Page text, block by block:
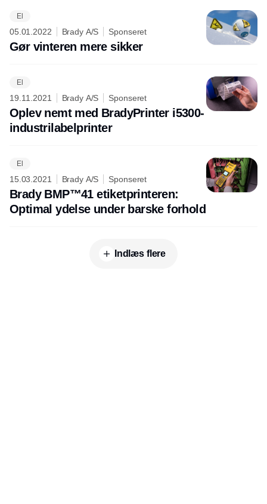
El
05.01.2022 Brady A/S Sponseret
Gør vinteren mere sikker
El
19.11.2021 Brady A/S Sponseret
Oplev nemt med BradyPrinter i5300-
industrilabelprinter
El
15.03.2021 Brady A/S Sponseret
Brady BMP™41 etiketprinteren:
Optimal ydelse under barske forhold
Indlæs flere